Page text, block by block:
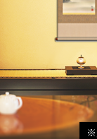
※